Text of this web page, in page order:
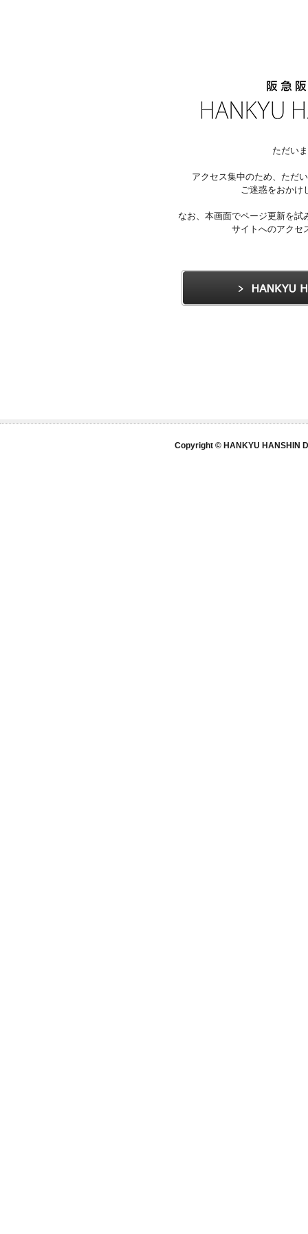
ただい
アクセス集中のため、ただ
ご迷惑をおかけ
なお、本画面でページ更新を
サイトへのアクセ
Copyright © HANKYU HANSHIN